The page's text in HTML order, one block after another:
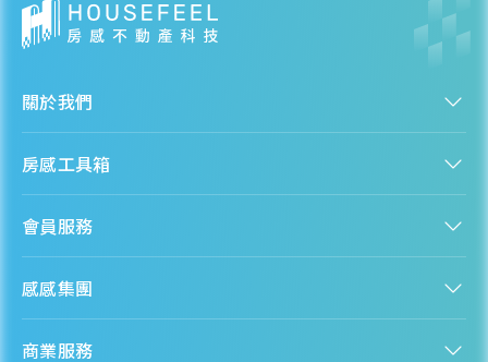
關於我們
人才招募
隱私政策
資訊安全政策
聯絡我們
房感工具箱
購屋能力試算
熱門區域分析
房產知識庫
會員服務
會員專區
感感集團
房感 HouseFeel
商業服務